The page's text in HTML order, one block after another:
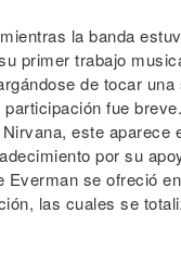
la banda
primer trabajo
de tocar una
fue
este aparece
por su
Everman se ofreció
las cuales se